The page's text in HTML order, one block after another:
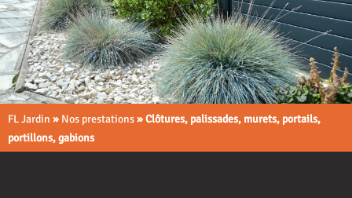
FL Jardin » Nos prestations»Clôtures, palissades, murets, portails,
portillons, gabions